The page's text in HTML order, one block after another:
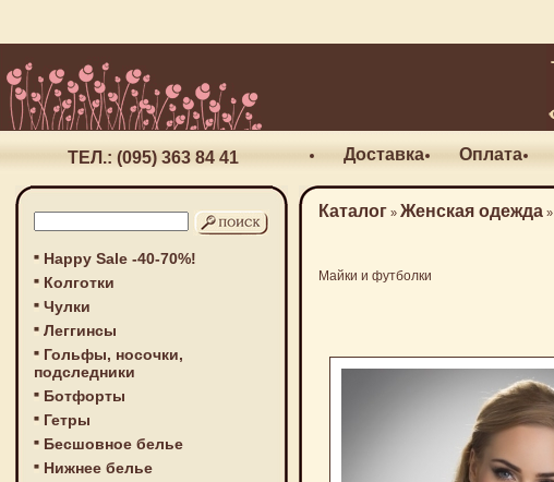
ТЕЛ.: (095) 363 84 41 Доставка Оплата
Happy Sale -40-70%!
Колготки
Чулки
Леггинсы
Гольфы, носочки,
подследники
Ботфорты
Гетры
Бесшовное белье
Нижнее белье
Каталог» Женская одежда»
Майки и футболки